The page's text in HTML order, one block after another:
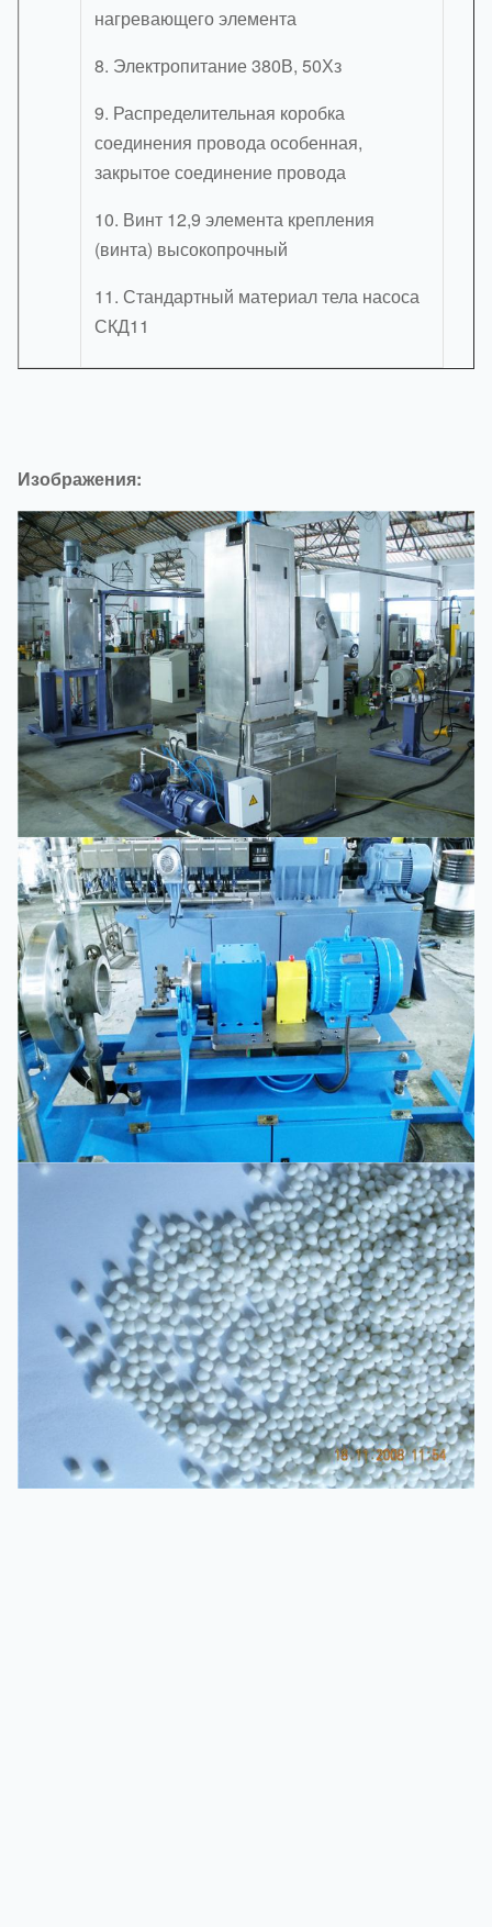
нагревающего элемента
8. Электропитание 380В, 50Хз
9. Распределительная коробка
соединения провода особенная,
закрытое соединение провода
10. Винт 12,9 элемента крепления
(винта) высокопрочный
11. Стандартный материал тела насоса
СКД11
Изображения: